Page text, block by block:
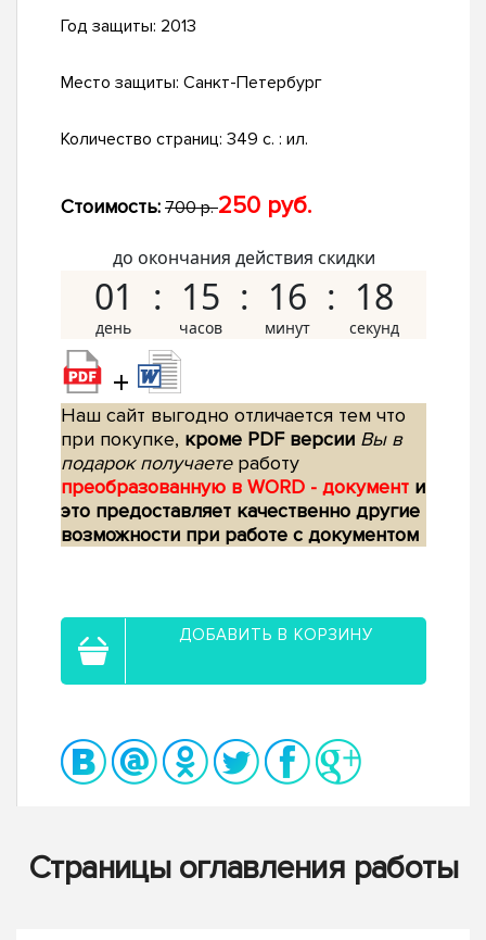
Год защиты: 2013
Место защиты: Санкт-Петербург
Количество страниц: 349 с. : ил.
Стоимость: 700 р.250 руб.
до окончания действия скидки
01 15 16 17
+
Наш сайт выгодно отличается тем что
при покупке, кроме PDF версии Вы в
подарок получаетеработу
преобразованную в WORD - документ и
это предоставляет качественно другие
возможности при работе с документом
ДОБАВИТЬ В КОРЗИНУ
Страницы оглавления работы